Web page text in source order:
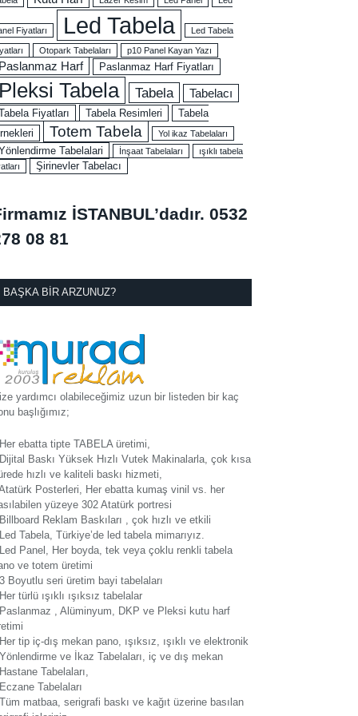
Fiyatları Led Tabela Led Tabela
Otopark Tabelaları p10 Panel Kayan Yazı
Paslanmaz Harf Paslanmaz Harf Fiyatları
Pleksi Tabela Tabela Tabelacı
Fiyatları Tabela Resimleri
Tabela
Totem Tabela Yol ikaz Tabelaları
Tabelalari İnşaat Tabelaları
ışıklı tabela
Şirinevler Tabelacı
İSTANBUL’dadır. 0532
08 81
BAŞKA BIR ARZUNUZ?
yardımcı olabileceğimiz uzun bir listeden bir kaç
başlığımız;
ebatta tipte TABELA üretimi,
Baskı Yüksek Hızlı Vutek Makinalarla, çok kısa
hızlı ve kaliteli baskı hizmeti,
Posterleri, Her ebatta kumaş vinil vs. her
yüzeye 302 Atatürk portresi
Reklam Baskıları , çok hızlı ve etkili
Tabela, Türkiye’de led tabela mimarıyız.
Panel, Her boyda, tek veya çoklu renkli tabela
ve totem üretimi
Boyutlu seri üretim bayi tabelaları
türlü ışıklı ışıksız tabelalar
, Alüminyum, DKP ve Pleksi kutu harf
tip iç-dış mekan pano, ışıksız, ışıklı ve elektronik
ve İkaz Tabelaları, iç ve dış mekan
Tabelaları,
Tabelaları
matbaa, serigrafi baskı ve kağıt üzerine basılan